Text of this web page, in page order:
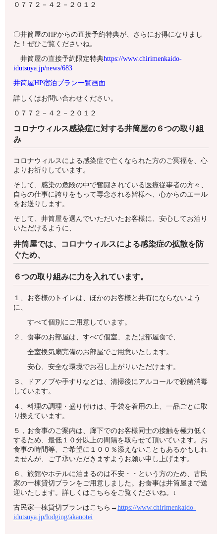
０７７２－４２－２０１２
〇井筒屋のHPからの直接予約特典が、さらにお得になりまし
た！ぜひご覧くださいね。
井筒屋の直接予約限定特典https://www.chirimenkaido-
idutsuya.jp/news/683
井筒屋HP宿泊プラン一覧画面
詳しくはお問い合わせください。
０７７２－４２－２０１２
コロナウィルス感染症に対する井筒屋の６つの取り組
み
コロナウィルスによる感染症で亡くなられた方のご冥福を、心
よりお祈りしています。
そして、感染の危険の中で奮闘されている医療従事者の方々、
自らの仕事に誇りをもって専念される皆様へ、心からのエール
をお送りします。
そして、井筒屋を選んでいただいたお客様に、安心してお泊り
いただけるように、
井筒屋では、コロナウィルスによる感染症の拡散を防
ぐため、
６つの取り組みに力を入れています。
１、お客様のトイレは、ほかのお客様と共有にならないよう
に、
すべて個別にご用意しています。
２、食事のお部屋は、すべて個室、または部屋食で、
全室換気扇完備のお部屋でご用意いたします。
安心、安全な環境でお召し上がりいただけます。
３、ドアノブや手すりなどは、清掃後にアルコールで殺菌消毒
しています。
４、料理の調理・盛り付けは、手袋を着用の上、一品ごとに取
り換えています。
５，お食事のご案内は、廊下でのお客様同士の接触を極力低く
するため、最低１０分以上の間隔を取らせて頂いています。お
食事の時間等、ご希望に１００％添えないこともあるかもしれ
ませんが、ご了承いただきますようお願い申し上げます。
６、旅館やホテルに泊まるのは不安・・という方のため、古民
家の一棟貸切プランをご用意しました。お食事は井筒屋まで送
迎いたします。詳しくはこちらをご覧くださいね。↓
古民家一棟貸切プランはこちら→https://www.chirimenkaido-
idutsuya.jp/lodging/akanotei